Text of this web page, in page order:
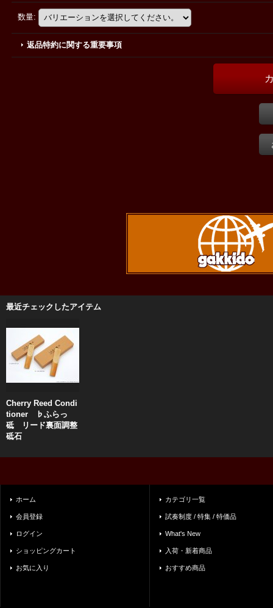
数量:
返品特約に関する重要事項
最近チェックしたアイテム
Cherry Reed Condi
tioner ♭ふらっ
砥 リード裏面調整
砥石
ホーム
会員登録
ログイン
ショッピングカート
お気に入り
カテゴリ一覧
試奏制度 / 特集 / 特価品
What's New
入荷・新着商品
おすすめ商品